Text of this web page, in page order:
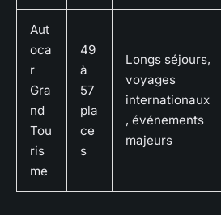
Aut
oca
r
Gra
nd
Tou
ris
me
49
à
57
pla
ce
s
Longs séjours,
voyages
internationaux
, événements
majeurs